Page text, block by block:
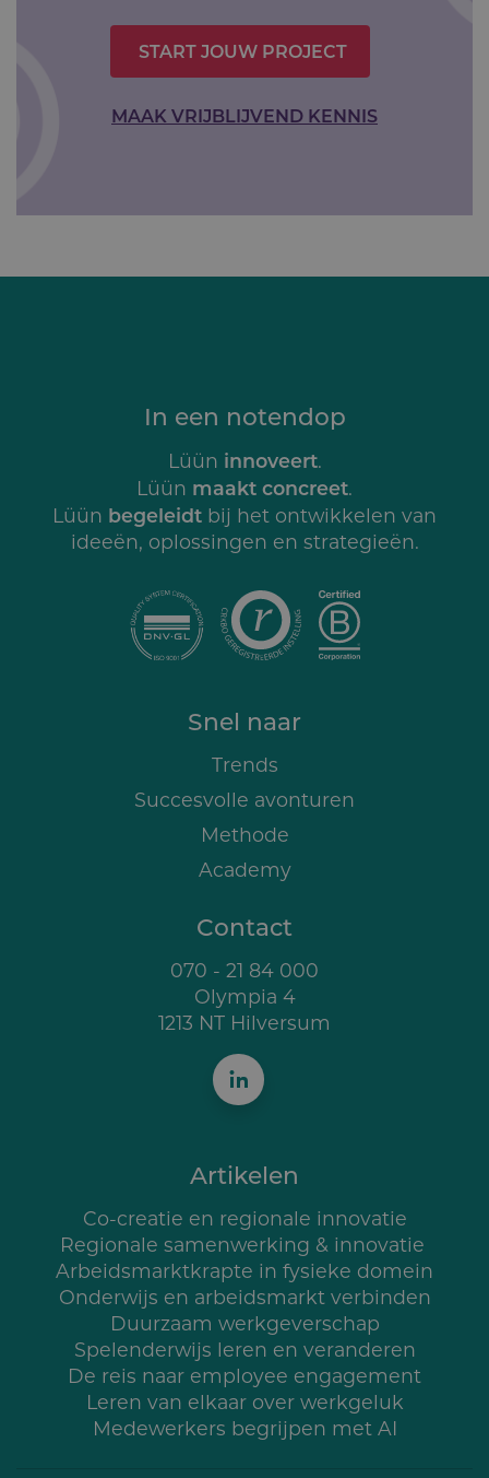
START JOUW PROJECT
MAAK VRIJBLIJVEND KENNIS
In een notendop
Lüün innoveert.
Lüün maakt concreet.
Lüün begeleidt bij het ontwikkelen van
ideeën, oplossingen en strategieën.
Snel naar
Trends
Succesvolle avonturen
Methode
Academy
Contact
070 - 21 84 000
Olympia 4
1213 NT Hilversum
Artikelen
Co-creatie en regionale innovatie
Regionale samenwerking & innovatie
Arbeidsmarktkrapte in fysieke domein
Onderwijs en arbeidsmarkt verbinden
Duurzaam werkgeverschap
Spelenderwijs leren en veranderen
De reis naar employee engagement
Leren van elkaar over werkgeluk
Medewerkers begrijpen met AI